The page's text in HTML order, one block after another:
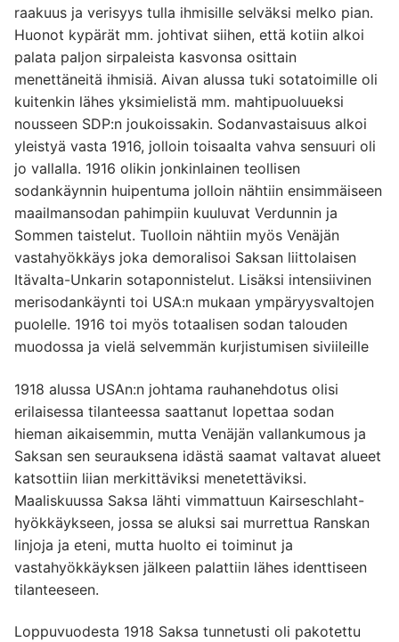
raakuus ja verisyys tulla ihmisille selväksi melko pian.
Huonot kypärät mm. johtivat siihen, että kotiin alkoi
palata paljon sirpaleista kasvonsa osittain
menettäneitä ihmisiä. Aivan alussa tuki sotatoimille oli
kuitenkin lähes yksimielistä mm. mahtipuoluueksi
nousseen SDP:n joukoissakin. Sodanvastaisuus alkoi
yleistyä vasta 1916, jolloin toisaalta vahva sensuuri oli
jo vallalla. 1916 olikin jonkinlainen teollisen
sodankäynnin huipentuma jolloin nähtiin ensimmäiseen
maailmansodan pahimpiin kuuluvat Verdunnin ja
Sommen taistelut. Tuolloin nähtiin myös Venäjän
vastahyökkäys joka demoralisoi Saksan liittolaisen
Itävalta-Unkarin sotaponnistelut. Lisäksi intensiivinen
merisodankäynti toi USA:n mukaan ympäryysvaltojen
puolelle. 1916 toi myös totaalisen sodan talouden
muodossa ja vielä selvemmän kurjistumisen siviileille
1918 alussa USAn:n johtama rauhanehdotus olisi
erilaisessa tilanteessa saattanut lopettaa sodan
hieman aikaisemmin, mutta Venäjän vallankumous ja
Saksan sen seurauksena idästä saamat valtavat alueet
katsottiin liian merkittäviksi menetettäviksi.
Maaliskuussa Saksa lähti vimmattuun Kairseschlaht-
hyökkäykseen, jossa se aluksi sai murrettua Ranskan
linjoja ja eteni, mutta huolto ei toiminut ja
vastahyökkäyksen jälkeen palattiin lähes identtiseen
tilanteeseen.
Loppuvuodesta 1918 Saksa tunnetusti oli pakotettu